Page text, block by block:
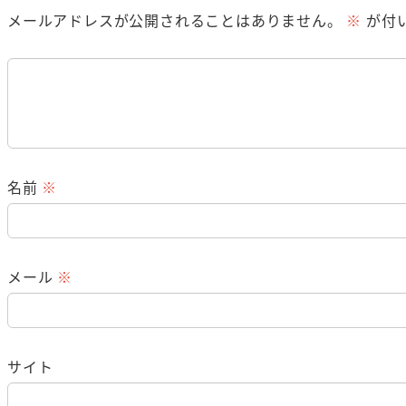
メールアドレスが公開されることはありません。 ※ が付
名前 ※
メール ※
サイト